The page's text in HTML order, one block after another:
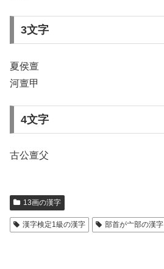
3文字
夏侯亶
河亶甲
4文字
古公亶父
13画の漢字
漢字検定1級の漢字 部首が亠部の漢字